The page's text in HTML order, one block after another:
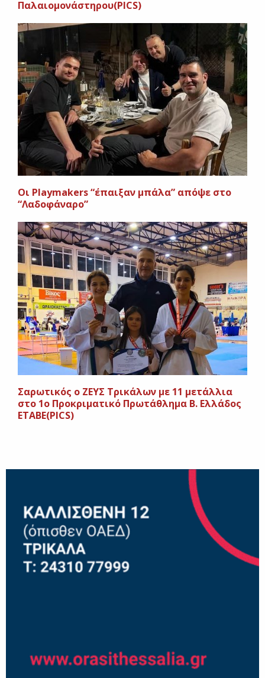
Παλαιομονάστηρου(PICS)
Οι Playmakers “έπαιξαν μπάλα” απόψε στο
“Λαδοφάναρο”
Σαρωτικός ο ΖΕΥΣ Τρικάλων με 11 μετάλλια
στο 1ο Προκριματικό Πρωτάθλημα Β. Ελλάδος
ΕΤΑΒΕ(PICS)